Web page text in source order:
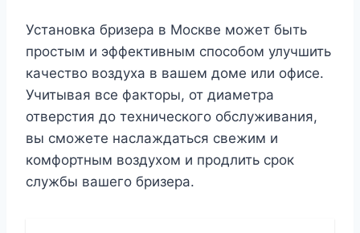
Установка бризера в Москве может быть
простым и эффективным способом улучшить
качество воздуха в вашем доме или офисе.
Учитывая все факторы, от диаметра
отверстия до технического обслуживания,
вы сможете наслаждаться свежим и
комфортным воздухом и продлить срок
службы вашего бризера.